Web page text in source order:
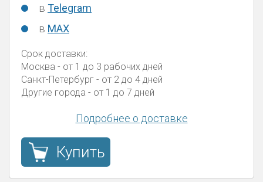
в Telegram
в MAX
Срок доставки:
Москва - от 1 до 3 рабочих дней
Санкт-Петербург - от 2 до 4 дней
Другие города - от 1 до 7 дней
Подробнее о доставке
Купить